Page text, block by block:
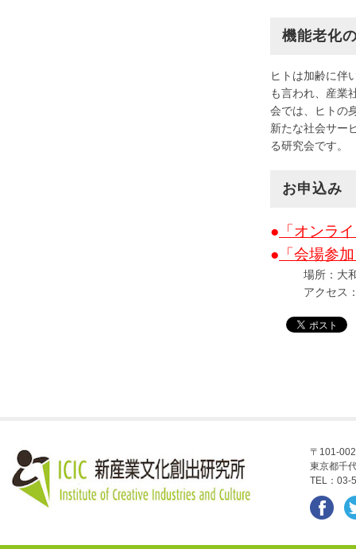
機能老化
ヒトは加齢に伴
も言われ、産業
会では、ヒトの
新たな社会サー
る研究会です。
お申込み
● 「オンラ
● 「会場参
場所：大和ハ
アクセス
〒101-
東京都千
TEL：